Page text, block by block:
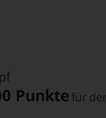
preislich auf das
Punkte für